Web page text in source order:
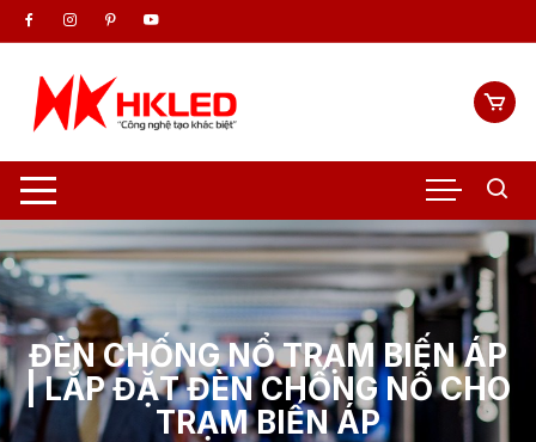
Chuyển
tới
dung
ĐÈN CHỐNG NỔ TRẠM BIẾN ÁP
| LẮP ĐẶT ĐÈN CHỐNG NỔ CHO
TRẠM BIẾN ÁP